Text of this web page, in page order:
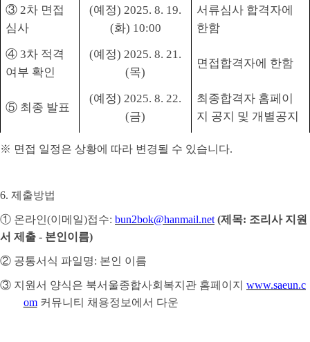
③ 2차 면접
심사
(예정) 2025. 8. 19.
(화) 10:00
서류심사 합격자에
한함
④ 3차 적격
여부 확인
(예정) 2025. 8. 21.
(목)
면접합격자에 한함
⑤ 최종 발표
(예정) 2025. 8. 22.
(금)
최종합격자 홈페이
지 공지 및 개별공지
※ 면접 일정은 상황에 따라 변경될 수 있습니다.
6. 제출방법
① 온라인(이메일)접수: bun2bok@hanmail.net (제목: 조리사 지원
서 제출 - 본인이름)
② 공통서식 파일명: 본인 이름
③ 지원서 양식은 북서울종합사회복지관 홈페이지 www.saeun.c
om 커뮤니티 채용정보에서 다운